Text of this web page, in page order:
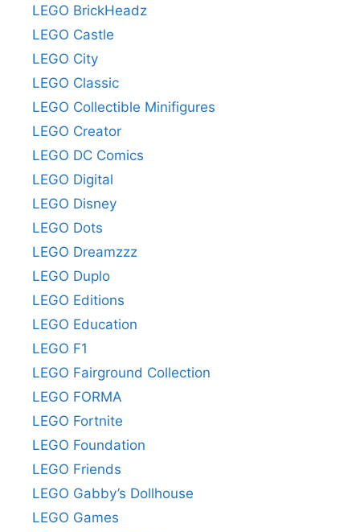
LEGO BrickHeadz
LEGO Castle
LEGO City
LEGO Classic
LEGO Collectible Minifigures
LEGO Creator
LEGO DC Comics
LEGO Digital
LEGO Disney
LEGO Dots
LEGO Dreamzzz
LEGO Duplo
LEGO Editions
LEGO Education
LEGO F1
LEGO Fairground Collection
LEGO FORMA
LEGO Fortnite
LEGO Foundation
LEGO Friends
LEGO Gabby’s Dollhouse
LEGO Games